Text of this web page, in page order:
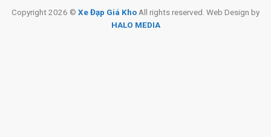
Copyright 2026 © Xe Đạp Giá Kho All rights reserved. Web Design by
HALO MEDIA